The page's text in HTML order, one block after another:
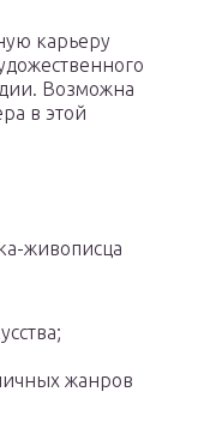
карьеру
Возможна
в этой
живописца
жанров